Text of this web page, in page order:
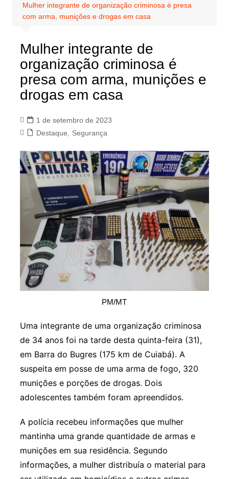
Mulher integrante de organização criminosa é presa
com arma, munições e drogas em casa
Mulher integrante de
organização criminosa é
presa com arma, munições e
drogas em casa
1 de setembro de 2023
Destaque
Segurança
PM/MT
Uma integrante de uma organização criminosa
de 34 anos foi na tarde desta quinta-feira (31),
em Barra do Bugres (175 km de Cuiabá). A
suspeita em posse de uma arma de fogo, 320
munições e porções de drogas. Dois
adolescentes também foram apreendidos.
A polícia recebeu informações que mulher
mantinha uma grande quantidade de armas e
munições em sua residência. Segundo
informações, a mulher distribuía o material para